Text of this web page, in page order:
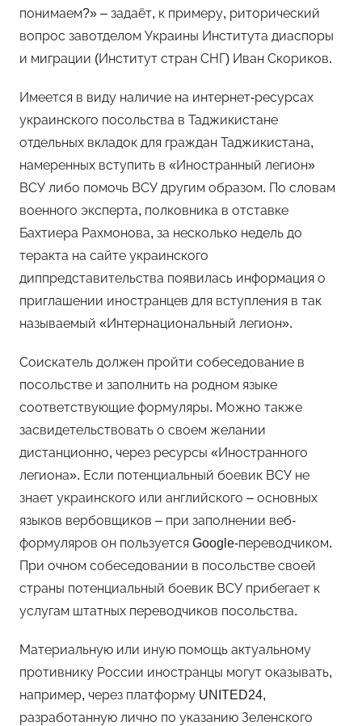
понимаем?» – задаёт, к примеру, риторический
вопрос завотделом Украины Института диаспоры
и миграции (Институт стран СНГ) Иван Скориков.
Имеется в виду наличие на интернет-ресурсах
украинского посольства в Таджикистане
отдельных вкладок для граждан Таджикистана,
намеренных вступить в «Иностранный легион»
ВСУ либо помочь ВСУ другим образом. По словам
военного эксперта, полковника в отставке
Бахтиера Рахмонова, за несколько недель до
теракта на сайте украинского
диппредставительства появилась информация о
приглашении иностранцев для вступления в так
называемый «Интернациональный легион».
Соискатель должен пройти собеседование в
посольстве и заполнить на родном языке
соответствующие формуляры. Можно также
засвидетельствовать о своем желании
дистанционно, через ресурсы «Иностранного
легиона». Если потенциальный боевик ВСУ не
знает украинского или английского – основных
языков вербовщиков – при заполнении веб-
формуляров он пользуется Google-переводчиком.
При очном собеседовании в посольстве своей
страны потенциальный боевик ВСУ прибегает к
услугам штатных переводчиков посольства.
Материальную или иную помощь актуальному
противнику России иностранцы могут оказывать,
например, через платформу UNITED24,
разработанную лично по указанию Зеленского